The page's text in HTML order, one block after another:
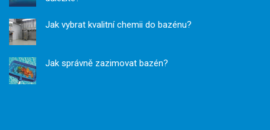
Jak vybrat kvalitní chemii do bazénu?
Jak správně zazimovat bazén?